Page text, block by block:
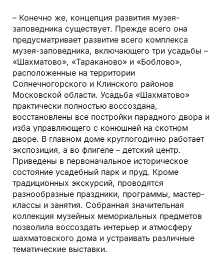
– Конечно же, концепция развития музея-
заповедника существует. Прежде всего она
предусматривает развитие всего комплекса
музея-заповедника, включающего три усадьбы –
«Шахматово», «Тараканово» и «Боблово»,
расположенные на территории
Солнечногорского и Клинского районов
Московской области. Усадьба «Шахматово»
практически полностью воссоздана,
восстановлены все постройки парадного двора и
изба управляющего с конюшней на скотном
дворе. В главном доме круглогодично работает
экспозиция, а во флигеле – детский центр.
Приведены в первоначальное историческое
состояние усадебный парк и пруд. Кроме
традиционных экскурсий, проводятся
разнообразные праздники, программы, мастер-
классы и занятия. Собранная значительная
коллекция музейных мемориальных предметов
позволила воссоздать интерьер и атмосферу
шахматовского дома и устраивать различные
тематические выставки.